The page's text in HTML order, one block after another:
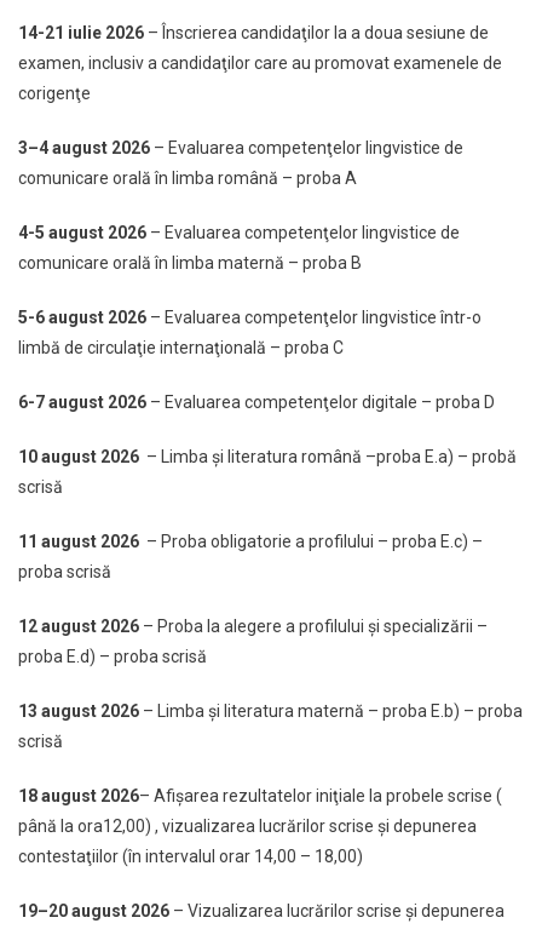
14-21 iulie 2026 – Înscrierea candidaţilor la a doua sesiune de
examen, inclusiv a candidaţilor care au promovat examenele de
corigenţe
3–4 august 2026 – Evaluarea competenţelor lingvistice de
comunicare orală în limba română – proba A
4-5 august 2026 – Evaluarea competenţelor lingvistice de
comunicare orală în limba maternă – proba B
5-6 august 2026 – Evaluarea competenţelor lingvistice într-o
limbă de circulaţie internaţională – proba C
6-7 august 2026 – Evaluarea competenţelor digitale – proba D
10 august 2026 – Limba şi literatura română –proba E.a) – probă
scrisă
11 august 2026 – Proba obligatorie a profilului – proba E.c) –
proba scrisă
12 august 2026 – Proba la alegere a profilului şi specializării –
proba E.d) – proba scrisă
13 august 2026 – Limba şi literatura maternă – proba E.b) – proba
scrisă
18 august 2026– Afişarea rezultatelor iniţiale la probele scrise (
până la ora12,00) , vizualizarea lucrărilor scrise şi depunerea
contestaţiilor (în intervalul orar 14,00 – 18,00)
19–20 august 2026 – Vizualizarea lucrărilor scrise și depunerea